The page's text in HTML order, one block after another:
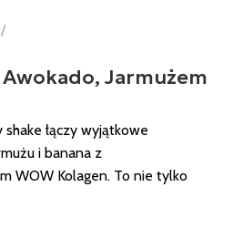
Jarmużem
łączy wyjątkowe
i banana z
WOW Kolagen. To nie tylko